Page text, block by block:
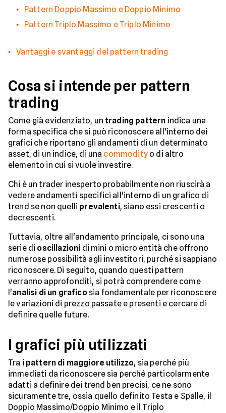
Pattern Doppio Massimo e Doppio Minimo
Pattern Triplo Massimo e Triplo Minimo
Vantaggi e svantaggi del pattern trading
Cosa si intende per pattern
trading
Come già evidenziato, un trading pattern indica una
forma specifica che si può riconoscere all'interno dei
grafici che riportano gli andamenti di un determinato
asset, di un indice, di una commodityo di altro
elemento in cui si vuole investire.
Chi è un trader inesperto probabilmente non riuscirà a
vedere andamenti specifici all'interno di un grafico di
trend se non quelli prevalenti, siano essi crescenti o
decrescenti.
Tuttavia, oltre all'andamento principale, ci sono una
serie di oscillazioni di mini o micro entità che offrono
numerose possibilità agli investitori, purché si sappiano
riconoscere. Di seguito, quando questi pattern
verranno approfonditi, si potrà comprendere come
l'analisi di un graficosia fondamentale per riconoscere
le variazioni di prezzo passate e presenti e cercare di
definire quelle future.
I grafici più utilizzati
Tra i pattern di maggiore utilizzo, sia perché più
immediati da riconoscere sia perché particolarmente
adatti a definire dei trend ben precisi, ce ne sono
sicuramente tre, ossia quello definito Testa e Spalle, il
Doppio Massimo/Doppio Minimo e il Triplo